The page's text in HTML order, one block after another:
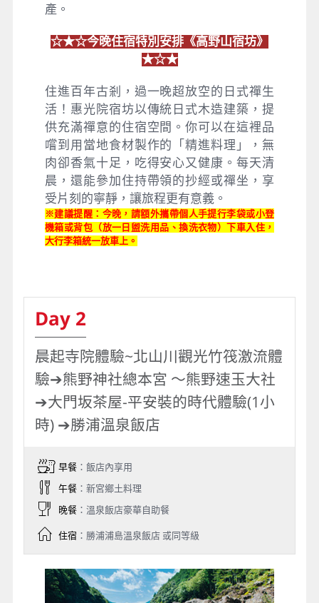
產。
☆★☆今晚住宿特別安排《高野山宿坊》
★☆★
住進百年古剎，過一晚超放空的日式禪生
活！惠光院宿坊以傳統日式木造建築，提
供充滿禪意的住宿空間。你可以在這裡品
嚐到用當地食材製作的「精進料理」，無
肉卻香氣十足，吃得安心又健康。每天清
晨，還能參加住持帶領的抄經或禪坐，享
受片刻的寧靜，讓旅程更有意義。
※建議提醒：今晚，請額外攜帶個人手提行李袋或小登
機箱或背包（放一日盥洗用品、換洗衣物）下車入住，
大行李箱統一放車上。
Day 2
晨起寺院體驗~北山川觀光竹筏激流體
驗➔熊野神社總本宮 ～熊野速玉大社
➔大門坂茶屋-平安裝的時代體驗(1小
時) ➔勝浦溫泉飯店
早餐：飯店內享用
午餐：新宮鄉土料理
晚餐：溫泉飯店豪華自助餐
住宿：勝浦浦島溫泉飯店 或同等級